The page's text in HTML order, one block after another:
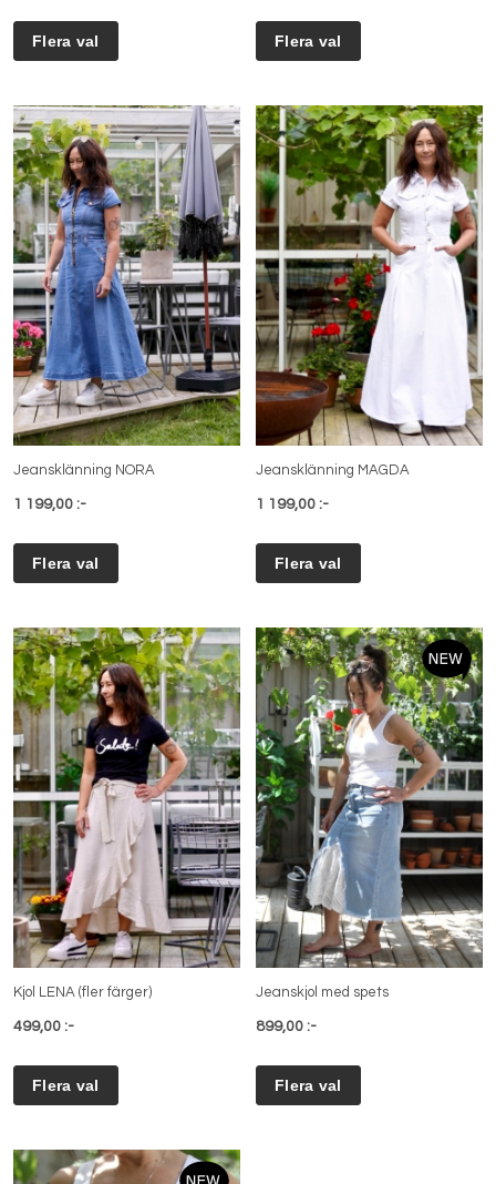
Jeansklänning NORA
1 199,00 :-
Jeansklänning MAGDA
1 199,00 :-
Kjol LENA (fler färger)
499,00 :-
Jeanskjol med spets
899,00 :-